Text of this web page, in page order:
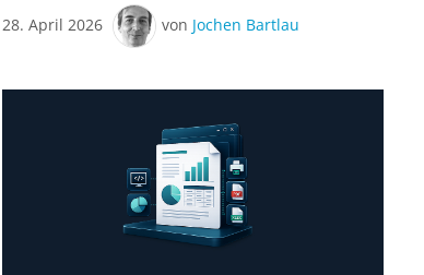
28. April 2026 von Jochen Bartlau